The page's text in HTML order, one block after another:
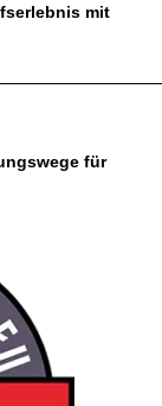
mit
für